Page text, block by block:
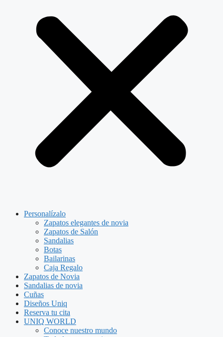
Personalízalo
Zapatos elegantes de novia
Zapatos de Salón
Sandalias
Botas
Bailarinas
Caja Regalo
Zapatos de Novia
Sandalias de novia
Cuñas
Diseños Uniq
Reserva tu cita
UNIQ WORLD
Conoce nuestro mundo